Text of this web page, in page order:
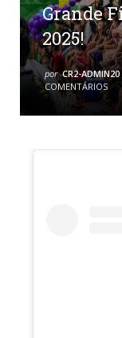
Grande
2025!
por CR2-ADMIN20
COMENTÁRIOS